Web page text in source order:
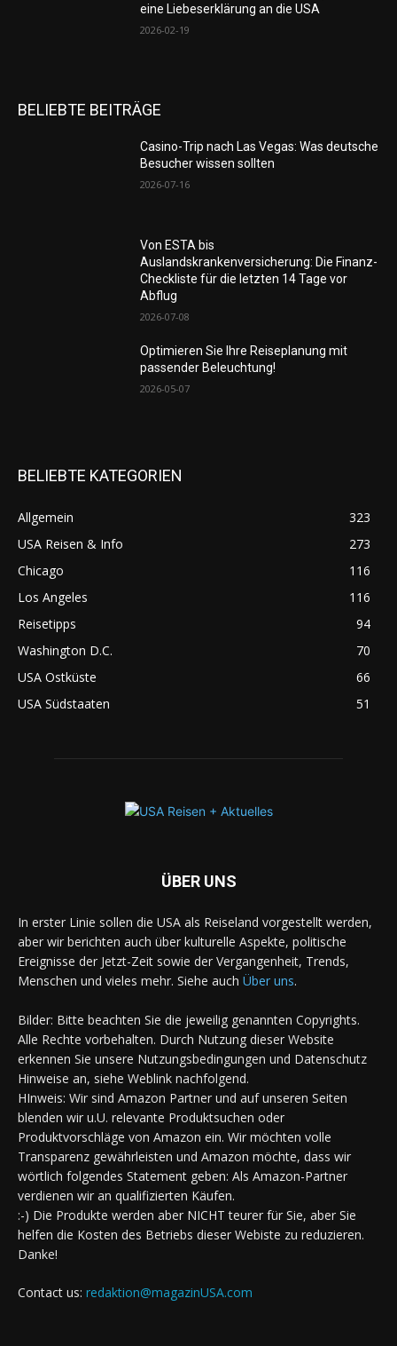
eine Liebeserklärung an die USA
2026-02-19
BELIEBTE BEITRÄGE
Casino-Trip nach Las Vegas: Was deutsche
Besucher wissen sollten
2026-07-16
Von ESTA bis
Auslandskrankenversicherung: Die Finanz-
Checkliste für die letzten 14 Tage vor
Abflug
2026-07-08
Optimieren Sie Ihre Reiseplanung mit
passender Beleuchtung!
2026-05-07
BELIEBTE KATEGORIEN
Allgemein
323
USA Reisen & Info
273
Chicago
116
Los Angeles
116
Reisetipps
94
Washington D.C.
70
USA Ostküste
66
USA Südstaaten
51
ÜBER UNS
In erster Linie sollen die USA als Reiseland vorgestellt werden,
aber wir berichten auch über kulturelle Aspekte, politische
Ereignisse der Jetzt-Zeit sowie der Vergangenheit, Trends,
Menschen und vieles mehr. Siehe auch Über uns.
Bilder: Bitte beachten Sie die jeweilig genannten Copyrights.
Alle Rechte vorbehalten. Durch Nutzung dieser Website
erkennen Sie unsere Nutzungsbedingungen und Datenschutz
Hinweise an, siehe Weblink nachfolgend.
HInweis: Wir sind Amazon Partner und auf unseren Seiten
blenden wir u.U. relevante Produktsuchen oder
Produktvorschläge von Amazon ein. Wir möchten volle
Transparenz gewährleisten und Amazon möchte, dass wir
wörtlich folgendes Statement geben: Als Amazon-Partner
verdienen wir an qualifizierten Käufen.
:-) Die Produkte werden aber NICHT teurer für Sie, aber Sie
helfen die Kosten des Betriebs dieser Webiste zu reduzieren.
Danke!
Contact us: redaktion@magazinUSA.com